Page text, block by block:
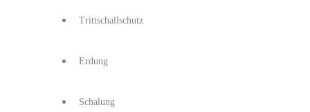
Trittschallschutz
Erdung
Schalung